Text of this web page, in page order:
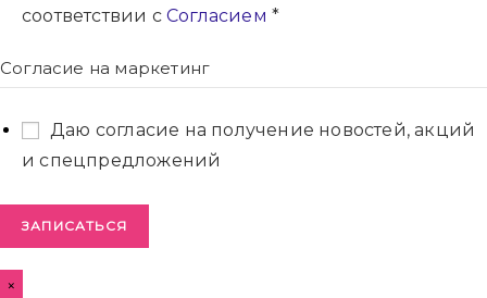
соответствии с Согласием *
Согласие на маркетинг
Даю согласие на получение новостей, акций
и спецпредложений
ЗАПИСАТЬСЯ
×